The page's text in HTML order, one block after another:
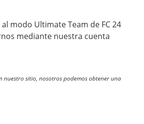
modo Ultimate Team de FC 24
mediante nuestra cuenta
nuestro sitio, nosotros podemos obtener una